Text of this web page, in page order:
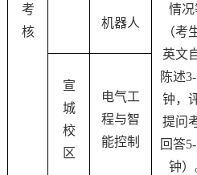
考
核
情况
（考
英文
陈述
钟，
提问
回答
钟）
机器人
宣
城
校
区
电气工
程与智
能控制